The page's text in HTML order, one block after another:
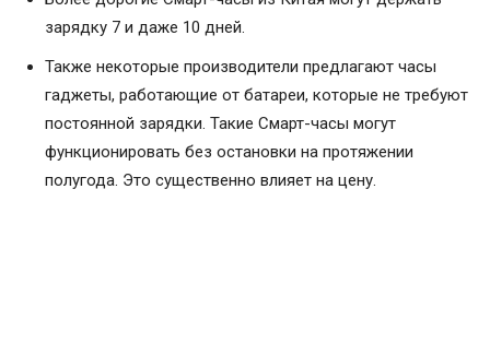
зарядку 7 и даже 10 дней.
Также некоторые производители предлагают часы
гаджеты, работающие от батареи, которые не требуют
постоянной зарядки. Такие Смарт-часы могут
функционировать без остановки на протяжении
полугода. Это существенно влияет на цену.